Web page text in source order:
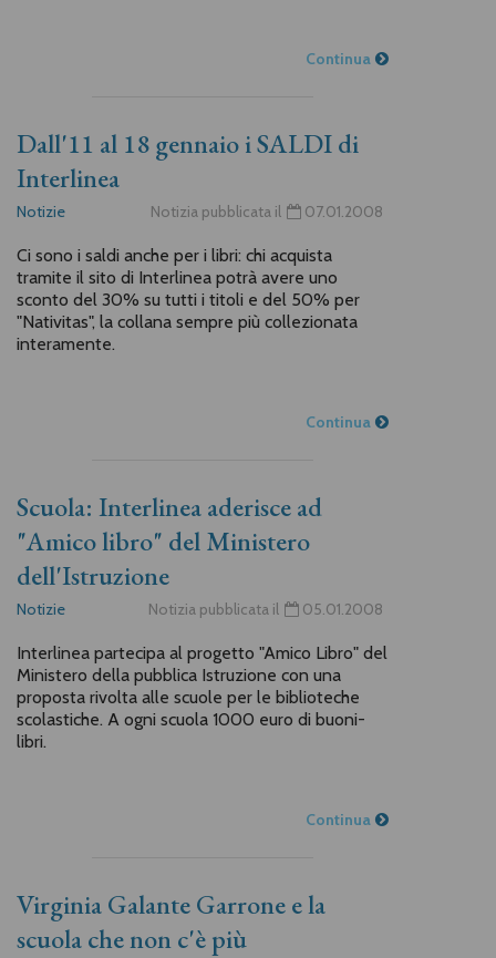
Continua
Dall'11 al 18 gennaio i SALDI di
Interlinea
Notizie Notizia pubblicata il 07.01.2008
Ci sono i saldi anche per i libri: chi acquista
tramite il sito di Interlinea potrà avere uno
sconto del 30% su tutti i titoli e del 50% per
"Nativitas", la collana sempre più collezionata
interamente.
Continua
Scuola: Interlinea aderisce ad
"Amico libro" del Ministero
dell'Istruzione
Notizie Notizia pubblicata il 05.01.2008
Interlinea partecipa al progetto "Amico Libro" del
Ministero della pubblica Istruzione con una
proposta rivolta alle scuole per le biblioteche
scolastiche. A ogni scuola 1000 euro di buoni-
libri.
Continua
Virginia Galante Garrone e la
scuola che non c'è più